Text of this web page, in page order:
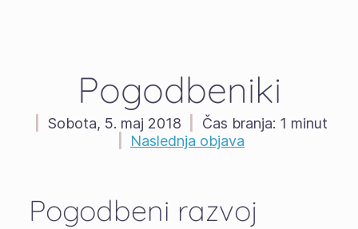
Pogodbeniki
Sobota, 5. maj 2018 Čas branja: 1 minut
Naslednja objava
Pogodbeni razvoj